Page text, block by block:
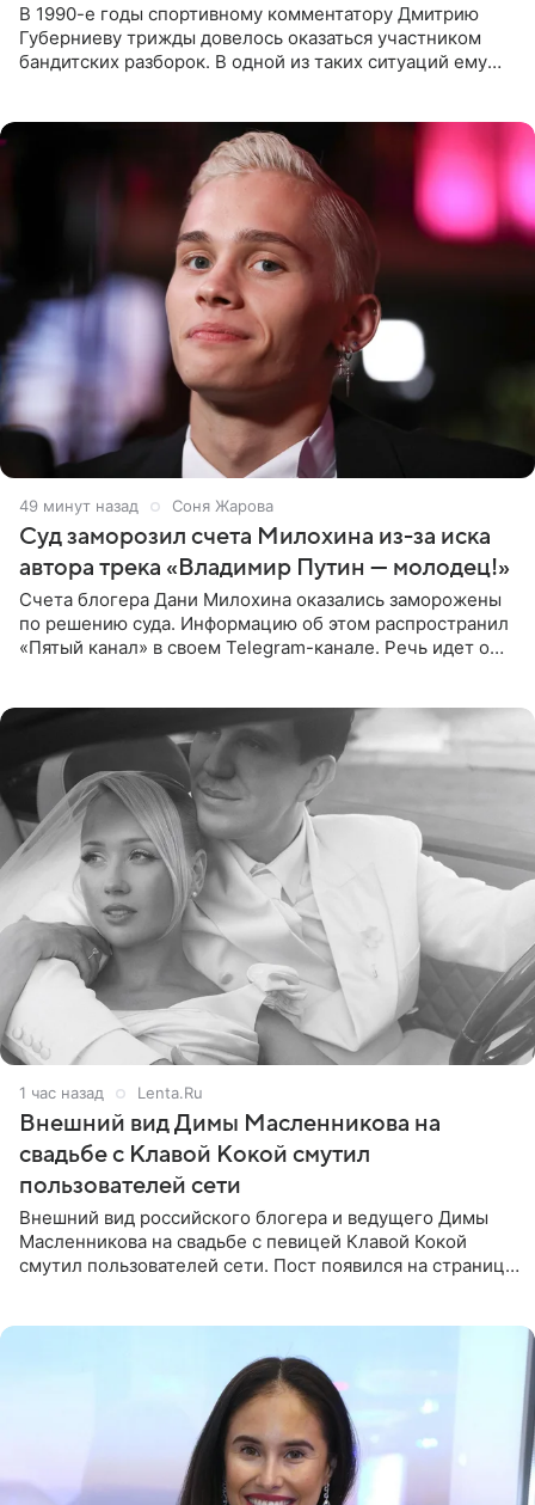
В 1990-е годы спортивному комментатору Дмитрию
Губерниеву трижды довелось оказаться участником
бандитских разборок. В одной из таких ситуаций ему
49 минут назад Соня Жарова
Суд заморозил счета Милохина из-за иска
автора трека «Владимир Путин — молодец!»
Счета блогера Дани Милохина оказались заморожены
по решению суда. Информацию об этом распространил
«Пятый канал» в своем Telegram-канале. Речь идет о
1 час назад Lenta.Ru
Внешний вид Димы Масленникова на
свадьбе с Клавой Кокой смутил
пользователей сети
Внешний вид российского блогера и ведущего Димы
Масленникова на свадьбе с певицей Клавой Кокой
смутил пользователей сети. Пост появился на странице